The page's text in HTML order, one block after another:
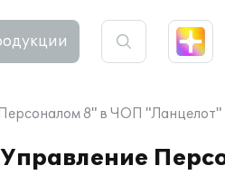
8" в ЧОП "Ланцелот"